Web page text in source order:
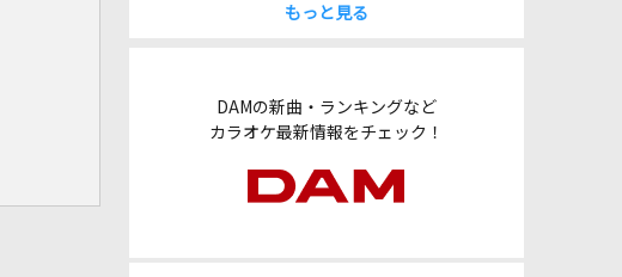
もっと見る
DAMの新曲・ランキングなど
カラオケ最新情報をチェック！